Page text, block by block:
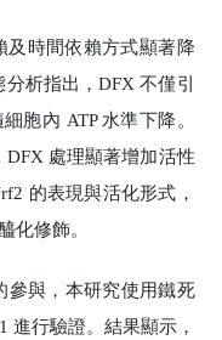
時間依賴方式顯著降
析指出，DFX 不僅引
胞內 ATP 水準下降。
DFX 處理顯著增加活性
的表現與活化形式，
化修飾。
與，本研究使用鐵死
進行驗證。結果顯示，